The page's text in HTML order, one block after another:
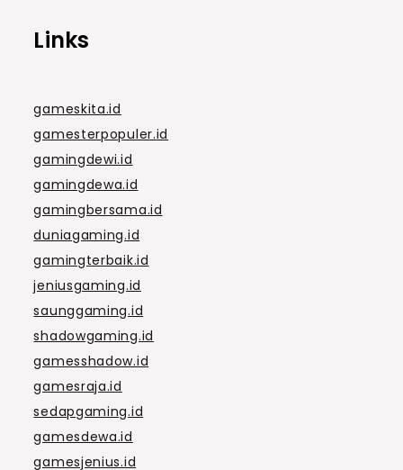
Links
gameskita.id
gamesterpopuler.id
gamingdewi.id
gamingdewa.id
gamingbersama.id
duniagaming.id
gamingterbaik.id
jeniusgaming.id
saunggaming.id
shadowgaming.id
gamesshadow.id
gamesraja.id
sedapgaming.id
gamesdewa.id
gamesjenius.id